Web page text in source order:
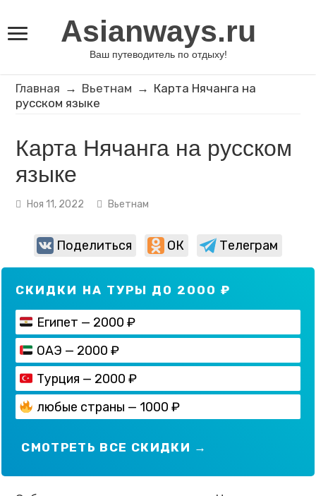
Asianways.ru
Ваш путеводитель по отдыху!
Главная → Вьетнам → Карта Нячанга на
русском языке
Карта Нячанга на русском
языке
Ноя 11, 2022 Вьетнам
Поделиться ОК Телеграм
СКИДКИ НА ТУРЫ ДО 2000 ₽
Египет — 2000 ₽
ОАЭ — 2000 ₽
Турция — 2000 ₽
любые страны — 1000 ₽
СМОТРЕТЬ ВСЕ СКИДКИ →